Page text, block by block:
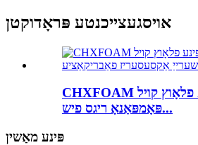
אויסגעצייכנטע פּראָדוקטן
CHXFOAM פישעריי פּינע פלאָוץ קויל
פּאָמפּאַנאָ ריגס פיש...
פּינע מאַשין